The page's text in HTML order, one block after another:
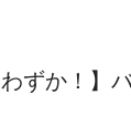
ずか！】